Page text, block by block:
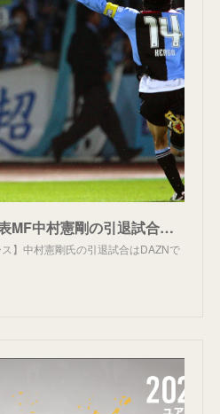
『DAZN』、元日本代表MF中村憲剛の引退試合を独占配信。出場メンバーは？ | Goal.com 日本
】中村憲剛氏の引退試合はDAZNで